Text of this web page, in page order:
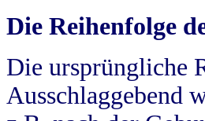
Die Reihenfolge
Die ursprüngliche
Ausschlaggebend